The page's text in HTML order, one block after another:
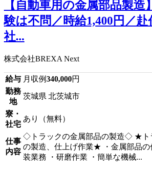
【自動車用の金属部品製造
験は不問／時給1,400円／赴
社...
株式会社BREXA Next
給与 月収例340,000円
勤務
地
茨城県 北茨城市
寮・
社宅
あり（無料）
仕事
内容
◇トラックの金属部品の製造◇ ★ト
の製造、仕上げ作業★ ・金属部品の
装業務 ・研磨作業 ・簡単な機械...